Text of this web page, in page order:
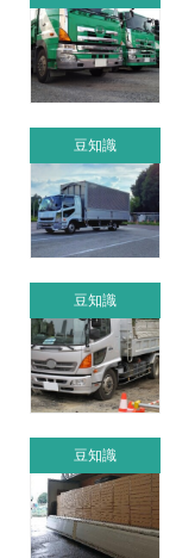
豆知識
豆知識
豆知識